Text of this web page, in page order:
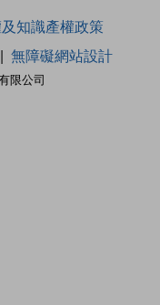
限公司
知識產權政策
無障礙網站設計